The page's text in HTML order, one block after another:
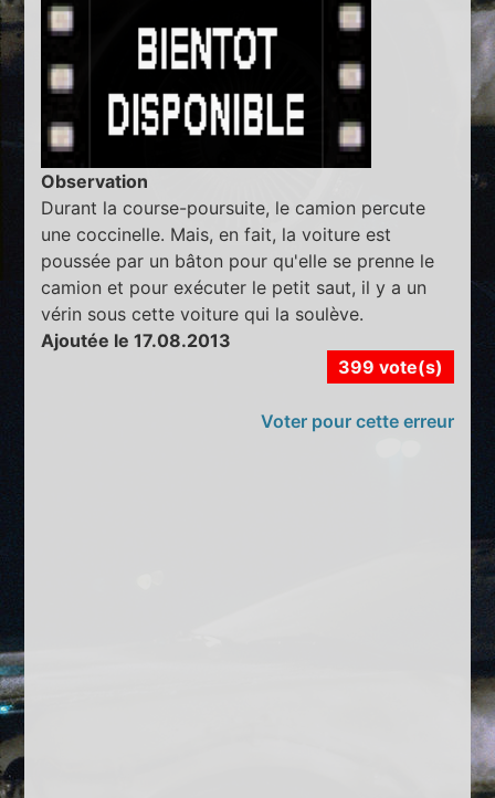
Observation
Durant la course-poursuite, le camion percute
une coccinelle. Mais, en fait, la voiture est
poussée par un bâton pour qu'elle se prenne le
camion et pour exécuter le petit saut, il y a un
vérin sous cette voiture qui la soulève.
Ajoutée le 17.08.2013
399 vote(s)
Voter pour cette erreur